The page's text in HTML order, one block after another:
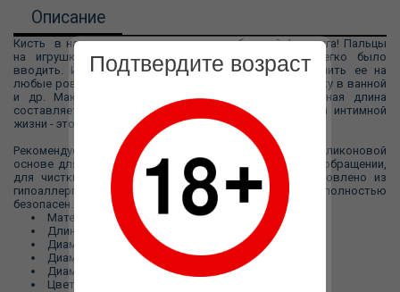
Описание
Кисть в натуральная величину для любителей фистинга! Пальцы
на игрушке сложены максимально узко, чтобы легко было
вводить. Игрушка на присоске, что позволяет крепить ее на
любые ровные поверхности, к спинке кровати, на стенку в ванной
и др. Максимальный рабочий диаметр 7.6 см, полная длина
составляет 43 см. Мы знаем, что залог полноценной интимной
жизни - это эксперименты и поиск новых ощущений.
Рекомендуем использовать смазки на водной и силиконовой
основе для более ярких ощущений. Игрушка проста в обращении,
для чистки достаточно теплой воды и мыла. Изготовлено из
гипоаллергенного материала без фталатов и полностью
безопасен.
Материал: PVC
Длина: 43 см
Диаметр максимальный: 7.6
Диаметр на кончике: 2.6
Диаметр основания на присоске: 5.7
Цвет: ( телесного цвета)
Подтвердите возраст